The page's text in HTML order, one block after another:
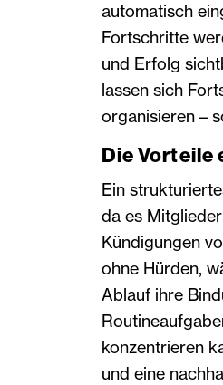
automatisch
Fortschritte
und Erfolg
lassen sich
organisieren –
Die Vorteile
Ein
da es
Kündigungen
ohne Hürden,
Ablauf ihre
konzentrieren
und eine